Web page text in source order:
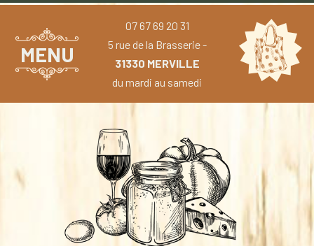
MENU
07 67 69 20 31
5 rue de la Brasserie -
31330 MERVILLE
du mardi au samedi